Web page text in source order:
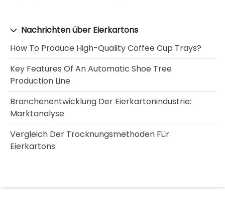
Nachrichten über Eierkartons
How To Produce High-Quality Coffee Cup Trays?
Key Features Of An Automatic Shoe Tree
Production Line
Branchenentwicklung Der Eierkartonindustrie:
Marktanalyse
Vergleich Der Trocknungsmethoden Für
Eierkartons